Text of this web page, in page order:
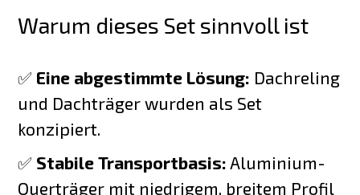
Warum dieses Set sinnvoll ist
✅ Eine abgestimmte Lösung: Dachreling
und Dachträger wurden als Set
konzipiert.
✅ Stabile Transportbasis: Aluminium-
Querträger mit niedrigem, breitem Profil